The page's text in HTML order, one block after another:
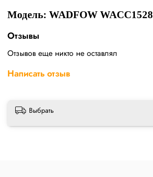
Модель: WADFOW WACC1528
Отзывы
Отзывов еще никто не оставлял
Написать отзыв
Выбрать